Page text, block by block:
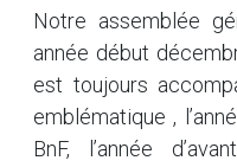
Notre assemblée
année début
est toujours
emblématique ,
BnF, l’année